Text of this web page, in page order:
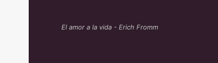
El amor a la vida - Erich Fromm